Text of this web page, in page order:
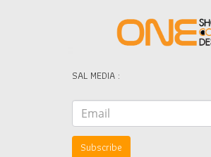
SAL MEDIA :
Subscribe